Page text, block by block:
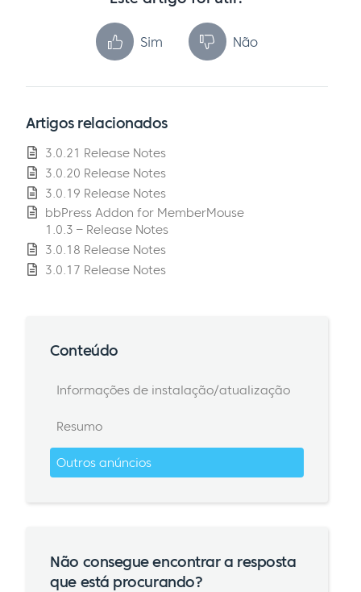
Sim Não
Artigos relacionados
3.0.21 Release Notes
3.0.20 Release Notes
3.0.19 Release Notes
bbPress Addon for MemberMouse
1.0.3 – Release Notes
3.0.18 Release Notes
3.0.17 Release Notes
Conteúdo
Informações de instalação/atualização
Resumo
Outros anúncios
Não consegue encontrar a resposta
que está procurando?